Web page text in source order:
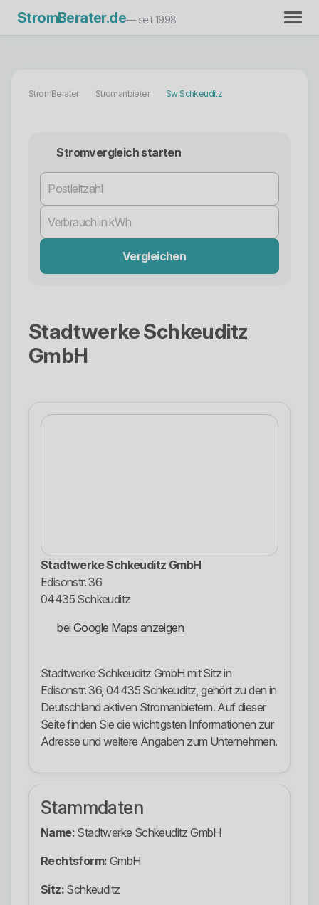
StromBerater.de— seit 1998
StromBerater Stromanbieter Sw Schkeuditz
Stromvergleich starten
Vergleichen
Stadtwerke Schkeuditz
GmbH
Stadtwerke Schkeuditz GmbH
Edisonstr. 36
04435 Schkeuditz
bei Google Maps anzeigen
Stadtwerke Schkeuditz GmbH mit Sitz in
Edisonstr. 36, 04435 Schkeuditz, gehört zu den in
Deutschland aktiven Stromanbietern. Auf dieser
Seite finden Sie die wichtigsten Informationen zur
Adresse und weitere Angaben zum Unternehmen.
Stammdaten
Name: Stadtwerke Schkeuditz GmbH
Rechtsform: GmbH
Sitz: Schkeuditz